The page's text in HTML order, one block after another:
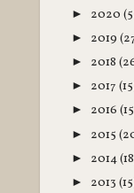
► 2020
► 2019
► 2018
► 2017
► 2016
► 2015
► 2014
► 2013